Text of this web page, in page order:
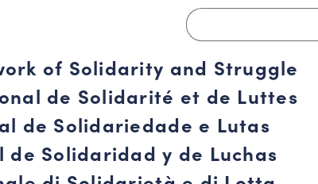
of Solidarity and Struggle
de Solidarité et de Luttes
de Solidariedade e Lutas
Solidaridad y de Luchas